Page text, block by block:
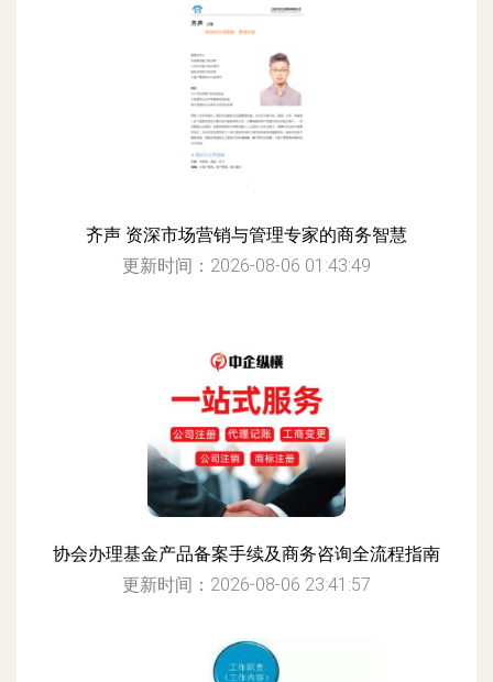
更新时间：2026-08-06 13:25:56
齐声 资深市场营销与管理专家的商务智慧
更新时间：2026-08-06 01:43:49
协会办理基金产品备案手续及商务咨询全流程指南
更新时间：2026-08-06 23:41:57